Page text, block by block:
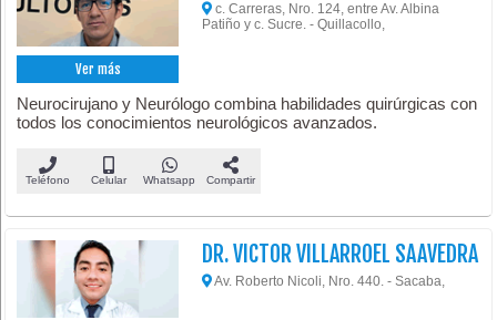
Ver más
c. Carreras, Nro. 124, entre Av. Albina
Patiño y c. Sucre. - Quillacollo,
Neurocirujano y Neurólogo combina habilidades quirúrgicas con
todos los conocimientos neurológicos avanzados.
Teléfono Celular Whatsapp Compartir
DR. VICTOR VILLARROEL SAAVEDRA
Av. Roberto Nicoli, Nro. 440. - Sacaba,